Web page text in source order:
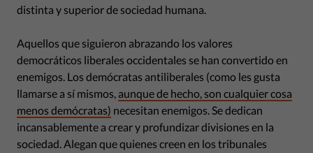
distinta y superior de sociedad humana.
Aquellos que siguieron abrazando los valores
democráticos liberales occidentales se han convertido en
enemigos. Los demócratas antiliberales (como les gusta
llamarse a sí mismos, aunque de hecho, son cualquier cosa
menos demócratas) necesitan enemigos. Se dedican
incansablemente a crear y profundizar divisiones en la
sociedad. Alegan que quienes creen en los tribunales